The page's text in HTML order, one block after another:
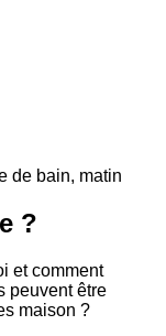
?
et comment
peuvent être
maison ?